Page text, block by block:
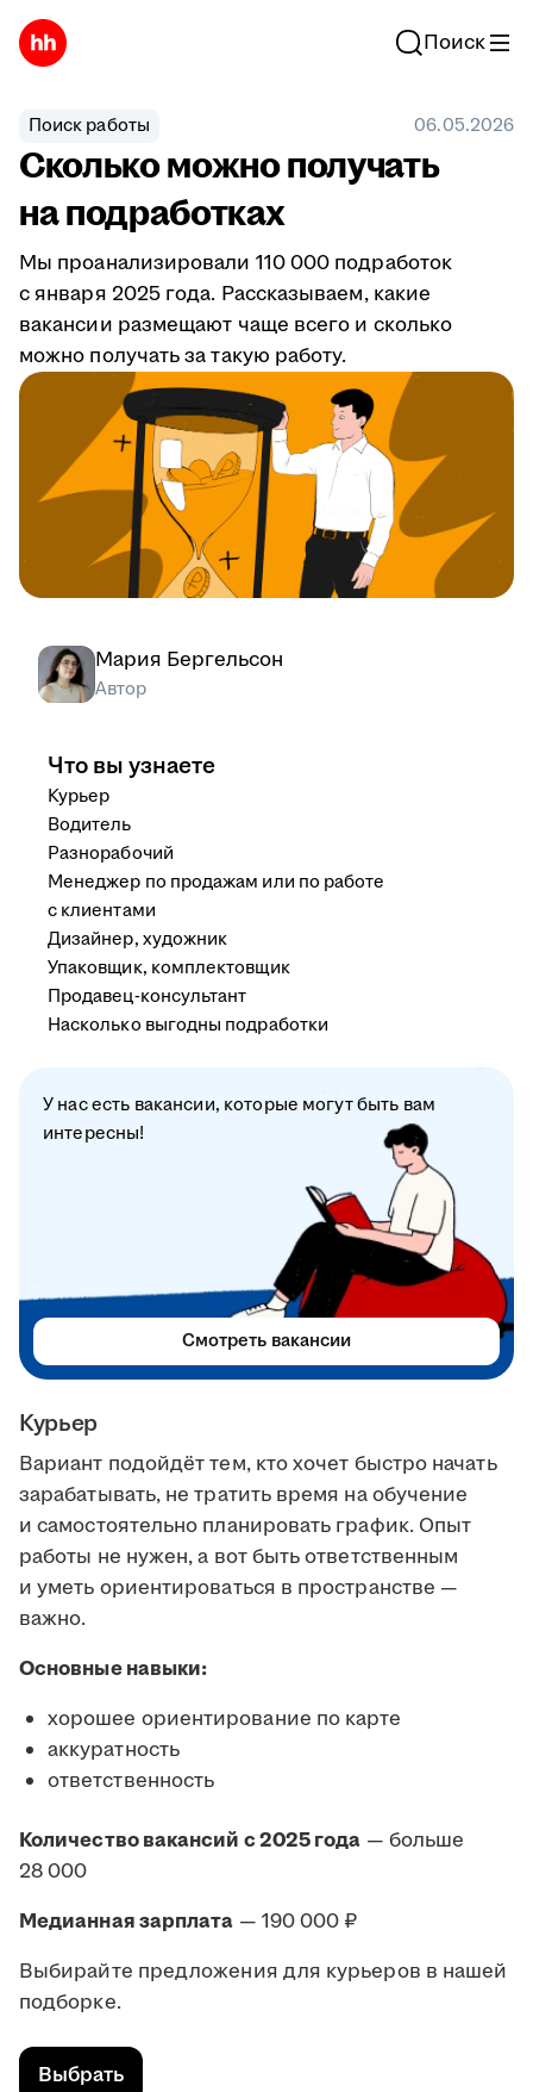
Поиск
Поиск работы 06.05.2026
Сколько можно получать
на подработках
Мы проанализировали 110 000 подработок
с января 2025 года. Рассказываем, какие
вакансии размещают чаще всего и сколько
можно получать за такую работу.
Курьер
Вариант подойдёт тем, кто хочет быстро начать
зарабатывать, не тратить время на обучение
и самостоятельно планировать график. Опыт
работы не нужен, а вот быть ответственным
и уметь ориентироваться в пространстве —
важно.
Основные навыки:
хорошее ориентирование по карте
аккуратность
ответственность
Количество вакансий с 2025 года — больше
28 000
Медианная зарплата — 190 000 ₽
Выбирайте предложения для курьеров в нашей
подборке.
Выбрать
Мария Бергельсон
Автор
Что вы узнаете
Курьер
Водитель
Разнорабочий
Менеджер по продажам или по работе
с клиентами
Дизайнер, художник
Упаковщик, комплектовщик
Продавец-консультант
Насколько выгодны подработки
У нас есть вакансии, которые могут быть вам
интересны!
Смотреть вакансии